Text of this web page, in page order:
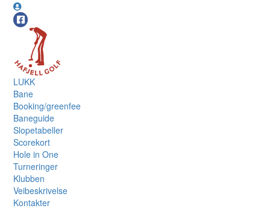
LUKK
Bane
Booking/greenfee
Baneguide
Slopetabeller
Scorekort
Hole in One
Turneringer
Klubben
Veibeskrivelse
Kontakter